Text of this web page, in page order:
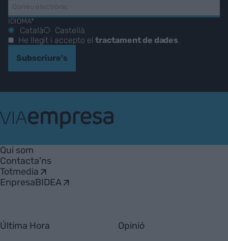
IDIOMA*
Català
Castellà
He llegit i accepto eltractament de dades.
Subscriure's
Empresa
Qui som
Contacta'ns
Totmedia
EnpresaBIDEA
Última Hora Opinió